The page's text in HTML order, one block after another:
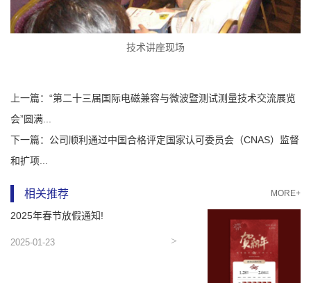
技术讲座现场
上一篇： “第二十三届国际电磁兼容与微波暨测试测量技术交流展览
会”圆满...
下一篇： 公司顺利通过中国合格评定国家认可委员会（CNAS）监督
和扩项...
相关推荐 MORE+
2025年春节放假通知!
2025-01-23